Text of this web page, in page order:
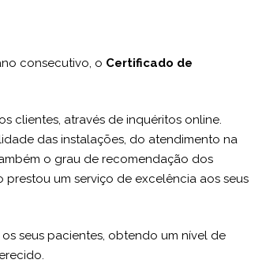
consecutivo, o Certificado de
clientes, através de inquéritos online.
das instalações, do atendimento na
o grau de recomendação dos
um serviço de excelência aos seus
seus pacientes, obtendo um nível de